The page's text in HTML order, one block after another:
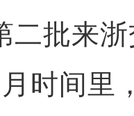
二批来
时间里